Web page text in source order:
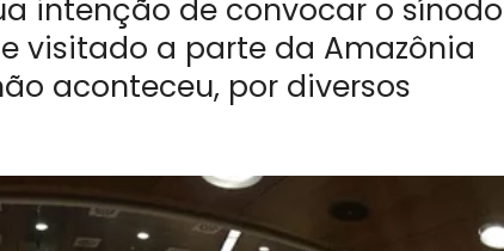
intenção de convocar o
visitado a parte da Amazônia
aconteceu, por diversos